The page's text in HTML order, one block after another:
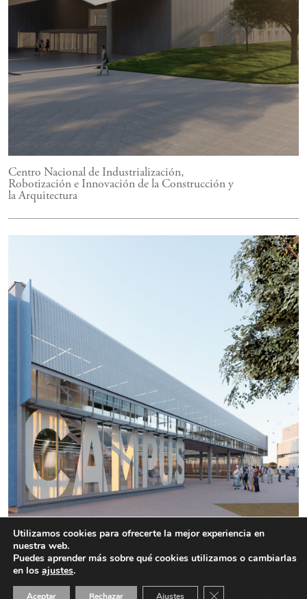
Centro Nacional de Industrialización,
Robotización e Innovación de la Construcción y
la Arquitectura
Edificio de usos Múltiples. Universidad de
Málaga
Utilizamos cookies para ofrecerte la mejor experiencia en
nuestra web.
Puedes aprender más sobre qué cookies utilizamos o cambiarlas
en los ajustes.
Aceptar Rechazar Ajustes Cerrar el banner de